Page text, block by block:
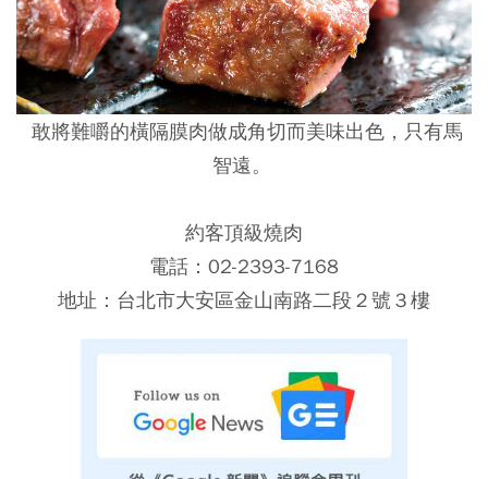
敢將難嚼的橫隔膜肉做成角切而美味出色，只有馬
智遠。
約客頂級燒肉
電話：02-2393-7168
地址：台北市大安區金山南路二段２號３樓